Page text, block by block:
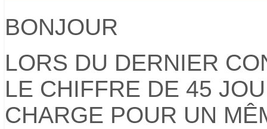
BONJOUR
LORS DU DERNIER
LE CHIFFRE DE 45
CHARGE POUR UN